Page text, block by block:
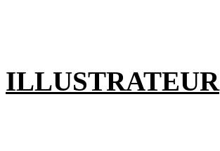
ILLUSTRATEUR